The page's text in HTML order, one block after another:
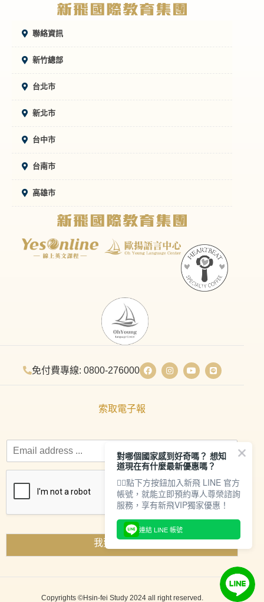
聯絡資訊
新竹總部
台北市
新北市
台中市
台南市
高雄市
免付費專線: 0800-276000
索取電子報
我要索取資料
Copyrights ©Hsin-fei Study 2024 all right reserved.
對哪個國家感到好奇嗎？ 想知
道現在有什麼最新優惠嗎？
👇🏻點下方按鈕加入新飛 LINE 官方
帳號，就能立即預約專人尊榮諮詢
服務，享有新飛VIP獨家優惠！
連結 LINE 帳號